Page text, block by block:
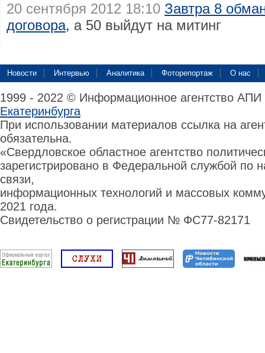
20 сентября 2012 18:10 Завтра 8
договора, а 50 выйдут на митинг
Новости Интервью Аналитика Фоторепортаж О нас
1999 - 2022 © Информационное агентство
Екатеринбурга
При использовании материалов ссылка на
обязательна.
«Свердловское областное агентство
зарегистрировано в Федеральной службой по
связи,
информационных технологий и массовых
2021 года.
Свидетельство о регистрации № ФС77-82171